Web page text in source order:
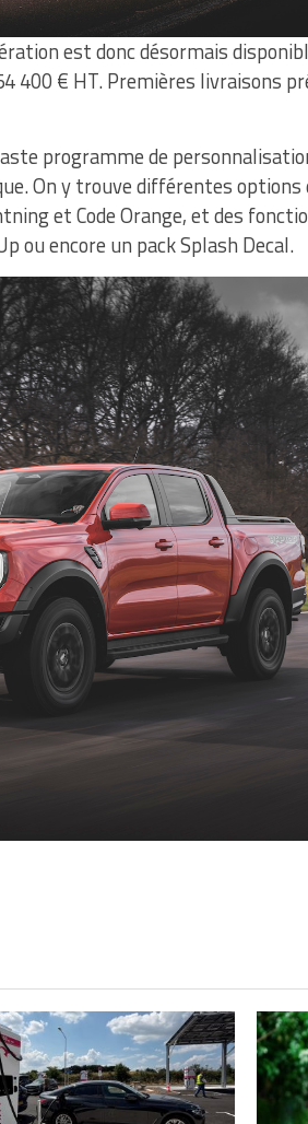
est donc désormais
400 € HT. Premières livraisons
programme de
On y trouve différentes options
et Code Orange, et des
ou encore un pack Splash Decal.